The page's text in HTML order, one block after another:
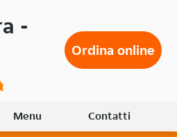
-
Ordina online
Menu Contatti